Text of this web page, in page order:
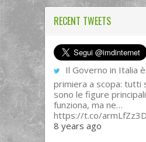
RECENT TWEETS
Il Governo in Italia
primiera a scopa: tutti
sono le figure
funziona, ma ne…
https://t.co/
8 years ago